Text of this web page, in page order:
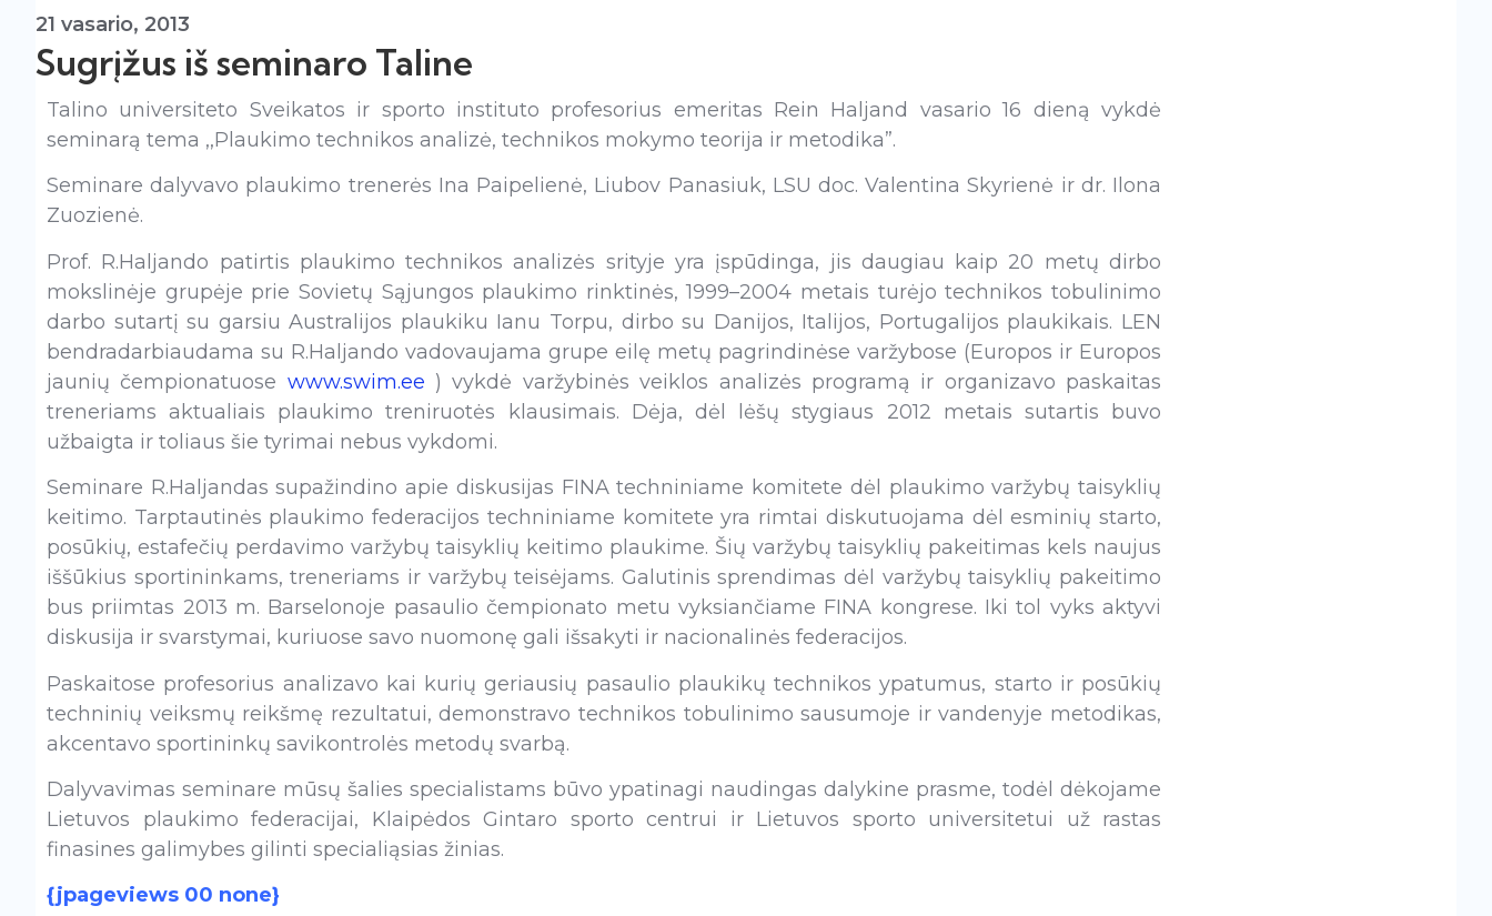
21 vasario, 2013
Sugrįžus iš seminaro Taline
Talino universiteto Sveikatos ir sporto instituto profesorius emeritas Rein Haljand vasario 16 dieną vykdė
seminarą tema ,,Plaukimo technikos analizė, technikos mokymo teorija ir metodika”.
Seminare dalyvavo plaukimo trenerės Ina Paipelienė, Liubov Panasiuk, LSU doc. Valentina Skyrienė ir dr. Ilona
Zuozienė.
Prof. R.Haljando patirtis plaukimo technikos analizės srityje yra įspūdinga, jis daugiau kaip 20 metų dirbo
mokslinėje grupėje prie Sovietų Sąjungos plaukimo rinktinės, 1999–2004 metais turėjo technikos tobulinimo
darbo sutartį su garsiu Australijos plaukiku Ianu Torpu, dirbo su Danijos, Italijos, Portugalijos plaukikais. LEN
bendradarbiaudama su R.Haljando vadovaujama grupe eilę metų pagrindinėse varžybose (Europos ir Europos
jaunių čempionatuose www.swim.ee ) vykdė varžybinės veiklos analizės programą ir organizavo paskaitas
treneriams aktualiais plaukimo treniruotės klausimais. Dėja, dėl lėšų stygiaus 2012 metais sutartis buvo
užbaigta ir toliaus šie tyrimai nebus vykdomi.
Seminare R.Haljandas supažindino apie diskusijas FINA techniniame komitete dėl plaukimo varžybų taisyklių
keitimo. Tarptautinės plaukimo federacijos techniniame komitete yra rimtai diskutuojama dėl esminių starto,
posūkių, estafečių perdavimo varžybų taisyklių keitimo plaukime. Šių varžybų taisyklių pakeitimas kels naujus
iššūkius sportininkams, treneriams ir varžybų teisėjams. Galutinis sprendimas dėl varžybų taisyklių pakeitimo
bus priimtas 2013 m. Barselonoje pasaulio čempionato metu vyksiančiame FINA kongrese. Iki tol vyks aktyvi
diskusija ir svarstymai, kuriuose savo nuomonę gali išsakyti ir nacionalinės federacijos.
Paskaitose profesorius analizavo kai kurių geriausių pasaulio plaukikų technikos ypatumus, starto ir posūkių
techninių veiksmų reikšmę rezultatui, demonstravo technikos tobulinimo sausumoje ir vandenyje metodikas,
akcentavo sportininkų savikontrolės metodų svarbą.
Dalyvavimas seminare mūsų šalies specialistams būvo ypatinagi naudingas dalykine prasme, todėl dėkojame
Lietuvos plaukimo federacijai, Klaipėdos Gintaro sporto centrui ir Lietuvos sporto universitetui už rastas
finasines galimybes gilinti specialiąsias žinias.
{jpageviews 00 none}